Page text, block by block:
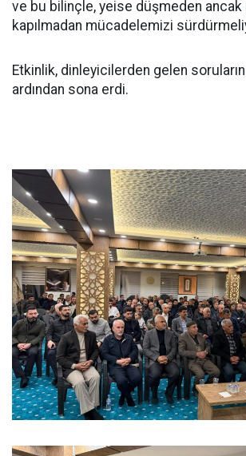
ve bu bilinçle, yeise düşmeden ancak
kapılmadan mücadelemizi
Etkinlik, dinleyicilerden gelen soruların
ardından sona erdi.